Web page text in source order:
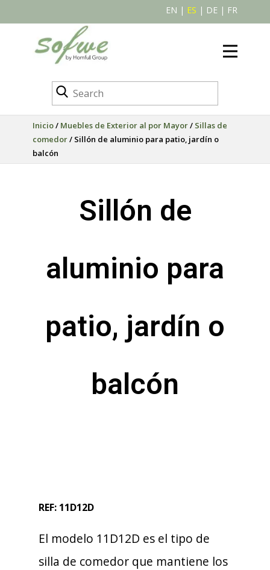
EN | ES | DE | FR
Inicio/ Muebles de Exterior al por Mayor/ Sillas de
comedor/ Sillón de aluminio para patio, jardín o
balcón
Sillón de
aluminio para
patio, jardín o
balcón
REF: 11D12D
El modelo 11D12D es el tipo de
silla de comedor que mantiene los